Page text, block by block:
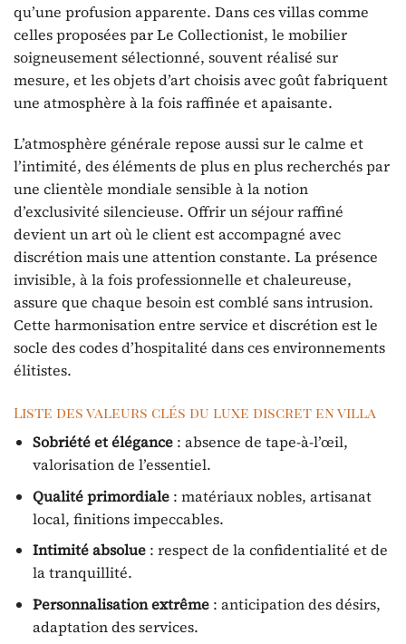
qu’une profusion apparente. Dans ces villas comme
celles proposées par Le Collectionist, le mobilier
soigneusement sélectionné, souvent réalisé sur
mesure, et les objets d’art choisis avec goût fabriquent
une atmosphère à la fois raffinée et apaisante.
L’atmosphère générale repose aussi sur le calme et
l’intimité, des éléments de plus en plus recherchés par
une clientèle mondiale sensible à la notion
d’exclusivité silencieuse. Offrir un séjour raffiné
devient un art où le client est accompagné avec
discrétion mais une attention constante. La présence
invisible, à la fois professionnelle et chaleureuse,
assure que chaque besoin est comblé sans intrusion.
Cette harmonisation entre service et discrétion est le
socle des codes d’hospitalité dans ces environnements
élitistes.
Liste des valeurs clés du luxe discret en villa
Sobriété et élégance: absence de tape-à-l’œil,
valorisation de l’essentiel.
Qualité primordiale: matériaux nobles, artisanat
local, finitions impeccables.
Intimité absolue: respect de la confidentialité et de
la tranquillité.
Personnalisation extrême: anticipation des désirs,
adaptation des services.